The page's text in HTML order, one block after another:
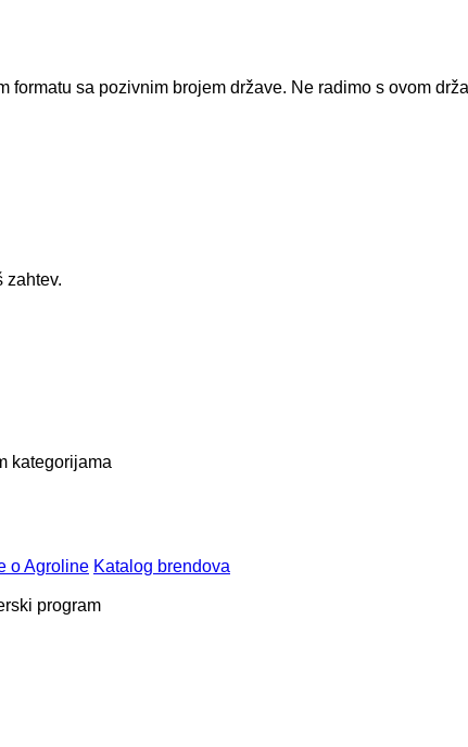
formatu sa pozivnim brojem države. Ne radimo s ovom
zahtev.
kategorijama
o Agroline Katalog brendova
program